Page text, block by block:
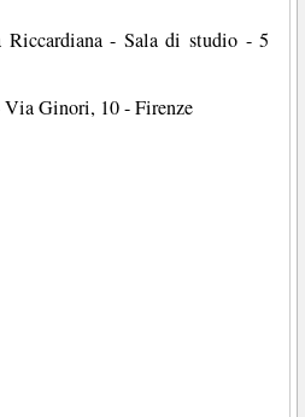
Riccardiana - Sala di studio - 5
Ginori, 10 - Firenze